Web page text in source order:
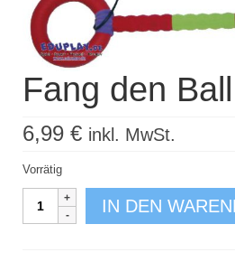
Log In / Mein Konto
Products
search
Fang den
6,99 € inkl. MwSt.
Vorrätig
den
IN DEN